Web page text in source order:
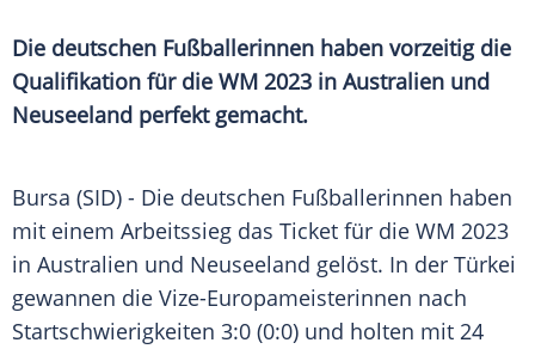
Die deutschen Fußballerinnen haben vorzeitig die
Qualifikation für die WM 2023 in Australien und
Neuseeland perfekt gemacht.
Bursa (SID) - Die deutschen Fußballerinnen haben
mit einem Arbeitssieg das Ticket für die WM 2023
in Australien und Neuseeland gelöst. In der Türkei
gewannen die Vize-Europameisterinnen nach
Startschwierigkeiten 3:0 (0:0) und holten mit 24